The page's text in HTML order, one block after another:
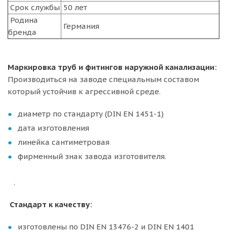
Срок службы 50 лет
Родина
бренда
Германия
Маркировка труб и фитингов наружной канализации:
Производиться на заводе специальным составом
который устойчив к агрессивной среде.
диаметр по стандарту (DIN EN 1451-1)
дата изготовления
линейка сантиметровая
фирменный знак завода изготовителя.
.
Стандарт к качеству:
изготовлены по DIN EN 13476-2 и DIN EN 1401